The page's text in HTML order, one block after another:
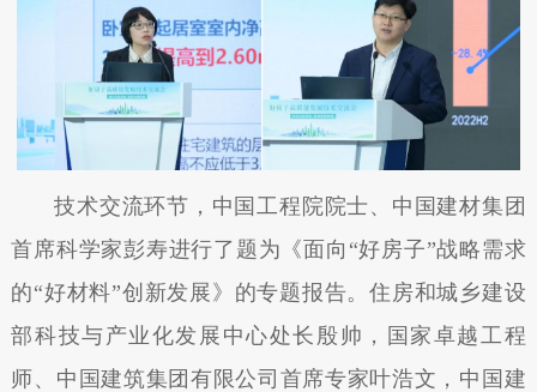
技术交流环节，中国工程院院士、中国建材集团
首席科学家彭寿进行了题为《面向“好房子”战略需求
的“好材料”创新发展》的专题报告。住房和城乡建设
部科技与产业化发展中心处长殷帅，国家卓越工程
师、中国建筑集团有限公司首席专家叶浩文，中国建